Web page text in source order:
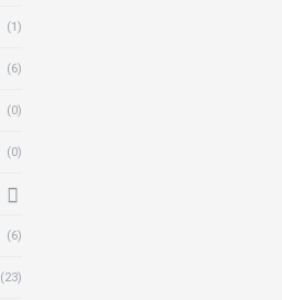
(1)
(6)
(0)
(0)
(6)
(23)